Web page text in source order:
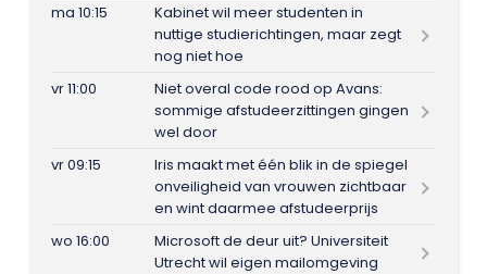
ma 10:15
Kabinet wil meer studenten in
nuttige studierichtingen, maar zegt
nog niet hoe
vr 11:00
Niet overal code rood op Avans:
sommige afstudeerzittingen gingen
wel door
vr 09:15
Iris maakt met één blik in de spiegel
onveiligheid van vrouwen zichtbaar
en wint daarmee afstudeerprijs
wo 16:00
Microsoft de deur uit? Universiteit
Utrecht wil eigen mailomgeving